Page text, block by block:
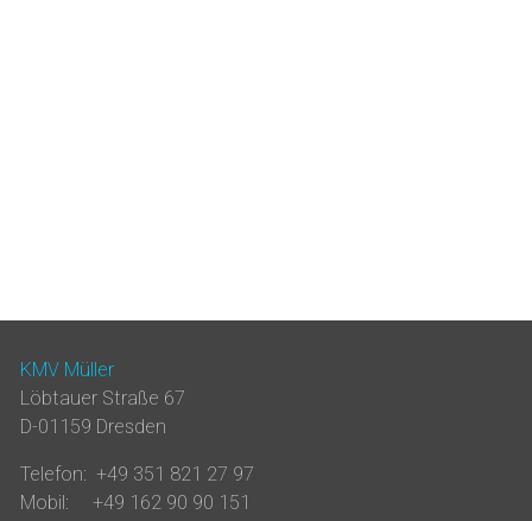
KMV Müller
Löbtauer Straße 67
D-01159 Dresden
Telefon: +49 351 821 27 97
Mobil: +49 162 90 90 151